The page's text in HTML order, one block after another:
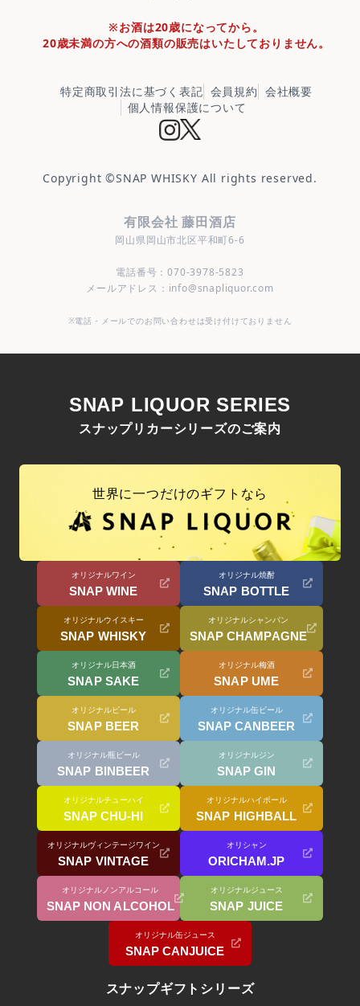
※お酒は20歳になってから。
20歳未満の方への酒類の販売はいたしておりません。
特定商取引法に基づく表記 会員規約 会社概要
個人情報保護について
Copyright ©SNAP WHISKY All rights reserved.
有限会社 藤田酒店
岡山県岡山市北区平和町6-6
電話番号：070-3978-5823
メールアドレス：info@snapliquor.com
※電話・メールでのお問い合わせは受け付けておりません
SNAP LIQUOR SERIES
スナップリカーシリーズのご案内
世界に一つだけのギフトなら
オリジナルワイン
SNAP WINE
オリジナル焼酎
SNAP BOTTLE
オリジナルウイスキー
SNAP WHISKY
オリジナルシャンパン
SNAP CHAMPAGNE
オリジナル日本酒
SNAP SAKE
オリジナル梅酒
SNAP UME
オリジナルビール
SNAP BEER
オリジナル缶ビール
SNAP CANBEER
オリジナル瓶ビール
SNAP BINBEER
オリジナルジン
SNAP GIN
オリジナルチューハイ
SNAP CHU-HI
オリジナルハイボール
SNAP HIGHBALL
オリジナルヴィンテージワイン
SNAP VINTAGE
オリシャン
ORICHAM.JP
オリジナルノンアルコール
SNAP NON ALCOHOL
オリジナルジュース
SNAP JUICE
オリジナル缶ジュース
SNAP CANJUICE
スナップギフトシリーズ